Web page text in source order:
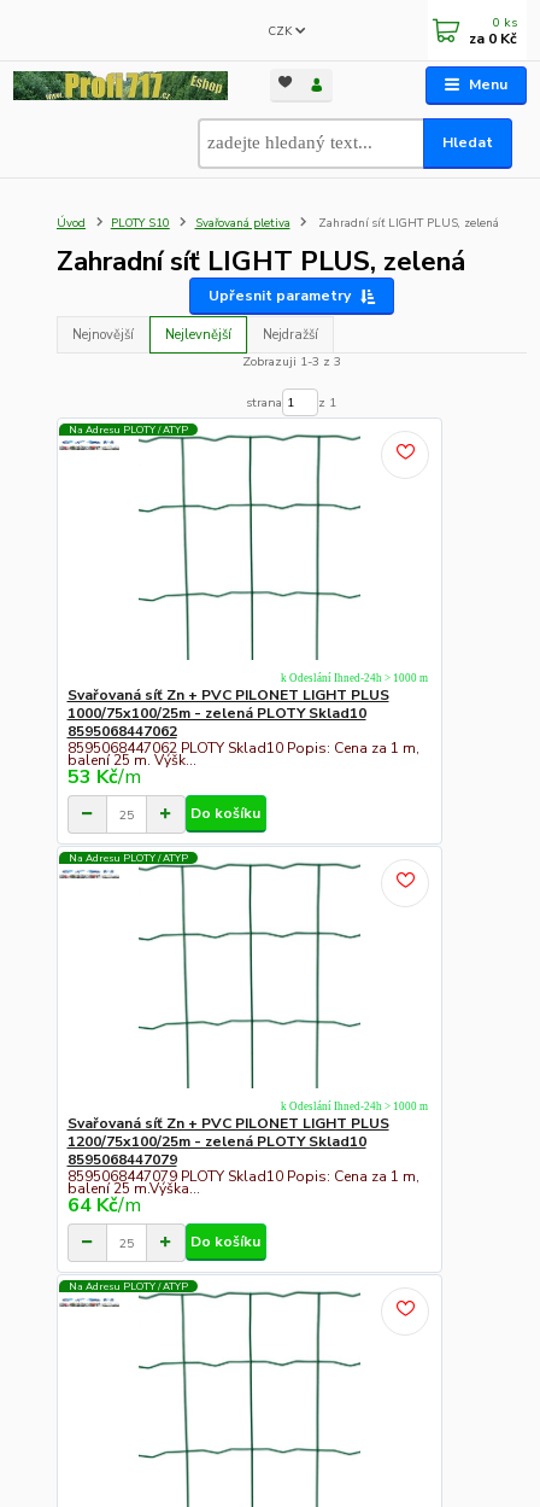
Menu
CZK
Hledat
0 ks
za 0 Kč
Úvod PLOTY S10 Svařovaná pletiva Zahradní síť LIGHT PLUS, zelená
Zahradní síť LIGHT PLUS, zelená
Upřesnit parametry
Nejnovější Nejlevnější
Nejdražší
Zobrazuji 1-3 z 3
strana z 1
Na Adresu PLOTY / ATYP
Svařovaná síť Zn + PVC PILONET LIGHT PLUS
1000/75x100/25m - zelená PLOTY Sklad10
8595068447062
8595068447062 PLOTY Sklad10 Popis: Cena za 1 m,
balení 25 m. Výšk...
53 Kč/m
k Odeslání Ihned-24h > 1000 m
Do košíku
Na Adresu PLOTY / ATYP
Svařovaná síť Zn + PVC PILONET LIGHT PLUS
1200/75x100/25m - zelená PLOTY Sklad10
8595068447079
8595068447079 PLOTY Sklad10 Popis: Cena za 1 m,
balení 25 m.Výška...
64 Kč/m
k Odeslání Ihned-24h > 1000 m
Do košíku
Na Adresu PLOTY / ATYP